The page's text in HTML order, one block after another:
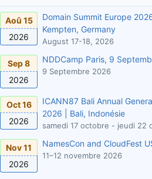
Aoû 15
2026
Domain Summit Europe
Kempten, Germany
August 17-18, 2026
Sep 8
2026
NDDCamp Paris, 9
9 Septembre 2026
Oct 16
2026
ICANN87 Bali Annual
2026 | Bali, Indonésie
samedi 17 octobre - jeudi 22
Nov 11
2026
NamesCon and CloudFest
11–12 novembre 2026